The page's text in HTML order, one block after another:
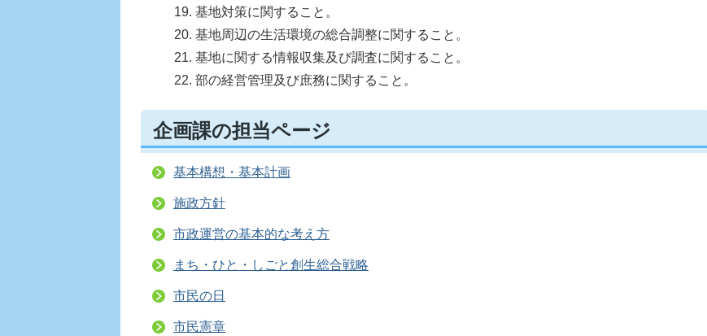
基地対策に関すること。
基地周辺の生活環境の総合調整に関すること。
基地に関する情報収集及び調査に関すること。
部の経営管理及び庶務に関すること。
企画課の担当ページ
基本構想・基本計画
施政方針
市政運営の基本的な考え方
まち・ひと・しごと創生総合戦略
市民の日
市民憲章